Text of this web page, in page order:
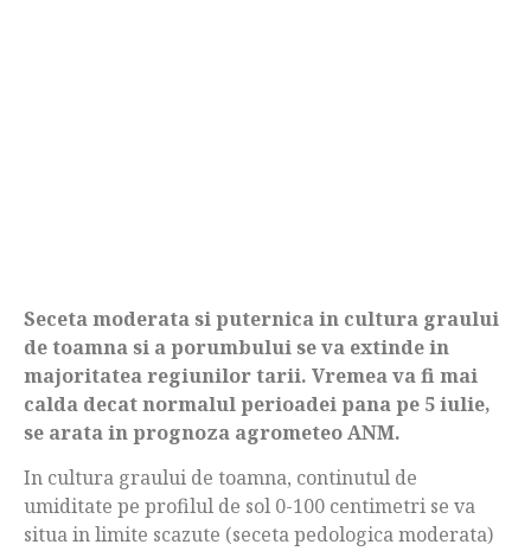
Seceta moderata si puternica in cultura graului
de toamna si a porumbului se va extinde in
majoritatea regiunilor tarii. Vremea va fi mai
calda decat normalul perioadei pana pe 5 iulie,
se arata in prognoza agrometeo ANM.
In cultura graului de toamna, continutul de
umiditate pe profilul de sol 0-100 centimetri se va
situa in limite scazute (seceta pedologica moderata)